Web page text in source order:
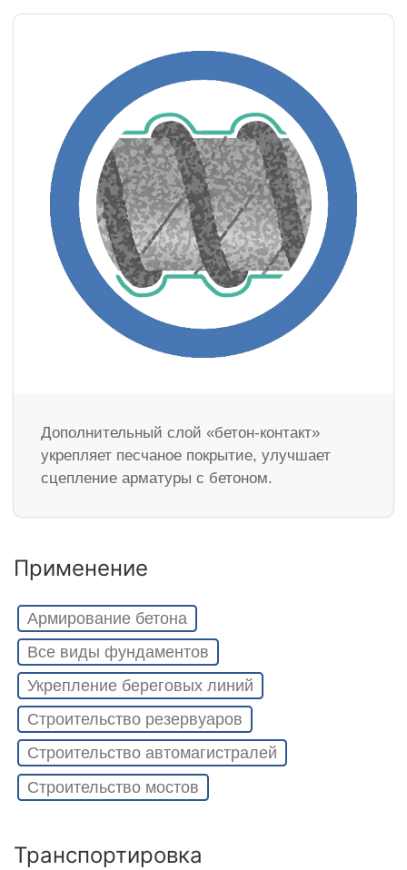
Дополнительный слой «бетон-контакт»
укрепляет песчаное покрытие, улучшает
сцепление арматуры с бетоном.
Применение
Армирование бетона
Все виды фундаментов
Укрепление береговых линий
Строительство резервуаров
Строительство автомагистралей
Строительство мостов
Транспортировка